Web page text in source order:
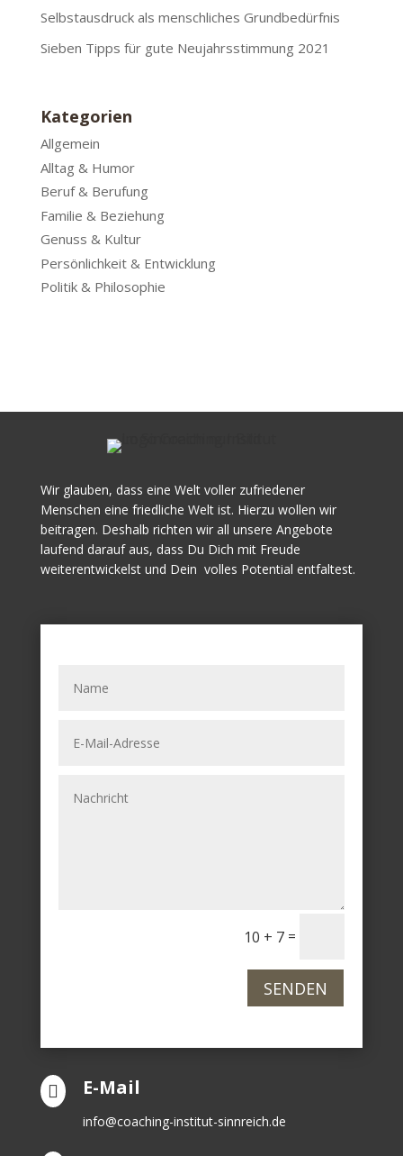
Selbstausdruck als menschliches Grundbedürfnis
Sieben Tipps für gute Neujahrsstimmung 2021
Kategorien
Allgemein
Alltag & Humor
Beruf & Berufung
Familie & Beziehung
Genuss & Kultur
Persönlichkeit & Entwicklung
Politik & Philosophie
Wir glauben, dass eine Welt voller zufriedener
Menschen eine friedliche Welt ist. Hierzu wollen wir
beitragen. Deshalb richten wir all unsere Angebote
laufend darauf aus, dass Du Dich mit Freude
weiterentwickelst und Dein volles Potential entfaltest.
10 + 7 =
SENDEN
 E-Mail
info@coaching-institut-sinnreich.de